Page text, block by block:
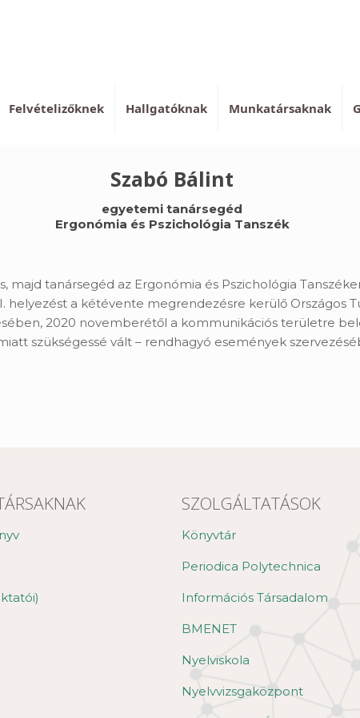
Felvételizőknek Hallgatóknak Munkatársaknak
Szabó Bálint
egyetemi tanársegéd
Ergonómia és Pszichológia Tanszék
majd tanársegéd az Ergonómia és Pszichológia
a kétévente megrendezésre kerülő Országos
2020 novemberétől a kommunikációs területre
szükségessé vált – rendhagyó események
SZOLGÁLTATÁSOK
Könyvtár
Periodica Polytechnica
Információs Társadalom
BMENET
Nyelviskola
Nyelvvizsgaközpont